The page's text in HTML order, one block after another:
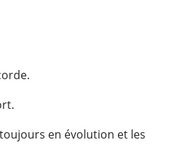
en évolution et les